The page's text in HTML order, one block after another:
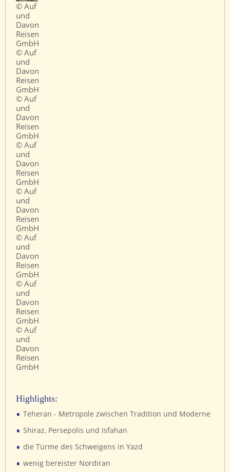
© Auf
und
Davon
Reisen
GmbH
© Auf
und
Davon
Reisen
GmbH
© Auf
und
Davon
Reisen
GmbH
© Auf
und
Davon
Reisen
GmbH
© Auf
und
Davon
Reisen
GmbH
© Auf
und
Davon
Reisen
GmbH
© Auf
und
Davon
Reisen
GmbH
© Auf
und
Davon
Reisen
GmbH
Highlights:
• Teheran - Metropole zwischen Tradition und Moderne
• Shiraz, Persepolis und Isfahan
• die Türme des Schweigens in Yazd
• wenig bereister Nordiran